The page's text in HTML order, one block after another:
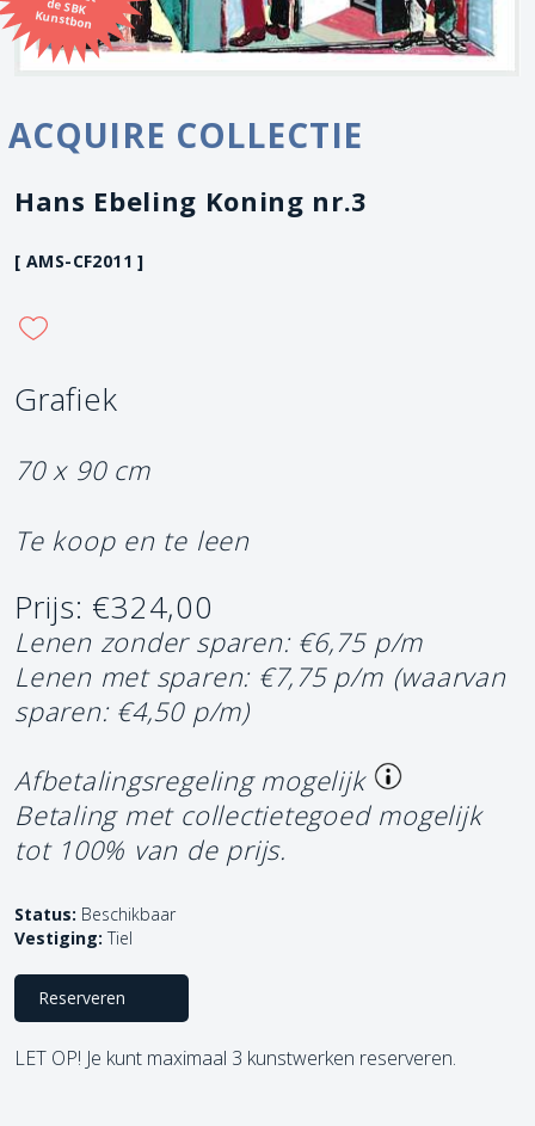
Kunstbon
ACQUIRE COLLECTIE
Hans Ebeling Koning nr.3
[ AMS-CF2011 ]
Grafiek
70 x 90 cm
Te koop en te leen
Prijs: €324,00
Lenen zonder sparen: €6,75 p/m
Lenen met sparen: €7,75 p/m (waarvan
sparen: €4,50 p/m)
Afbetalingsregeling mogelijk
Betaling met collectietegoed mogelijk
tot 100% van de prijs.
Status: Beschikbaar
Vestiging: Tiel
Reserveren
LET OP! Je kunt maximaal 3 kunstwerken reserveren.